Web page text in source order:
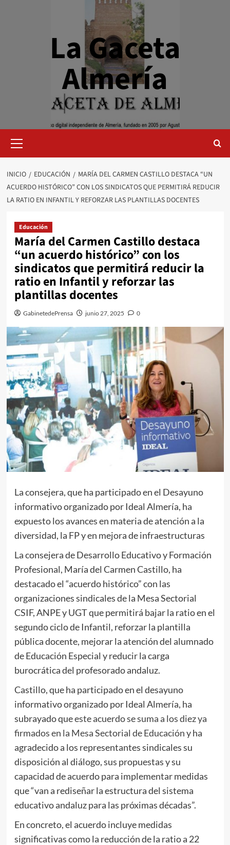
La Gaceta
Almería
primario
INICIO EDUCACIÓN
MARÍA DEL CARMEN CASTILLO DESTACA “UN
ACUERDO HISTÓRICO” CON LOS SINDICATOS QUE PERMITIRÁ REDUCIR
LA RATIO EN INFANTIL Y REFORZAR LAS PLANTILLAS DOCENTES
Educación
María del Carmen Castillo destaca
“un acuerdo histórico” con los
sindicatos que permitirá reducir la
ratio en Infantil y reforzar las
plantillas docentes
GabinetedePrensa junio 27, 2025 0
La consejera, que ha participado en el Desayuno
informativo organizado por Ideal Almería, ha
expuesto los avances en materia de atención a la
diversidad, la FP y en mejora de infraestructuras
La consejera de Desarrollo Educativo y Formación
Profesional, María del Carmen Castillo, ha
destacado el “acuerdo histórico” con las
organizaciones sindicales de la Mesa Sectorial
CSIF, ANPE y UGT que permitirá bajar la ratio en el
segundo ciclo de Infantil, reforzar la plantilla
pública docente, mejorar la atención del alumnado
de Educación Especial y reducir la carga
burocrática del profesorado andaluz.
Castillo, que ha participado en el desayuno
informativo organizado por Ideal Almería, ha
subrayado queeste acuerdo se suma a los diez ya
firmados en la Mesa Sectorial de Educacióny ha
agradecido a los representantes sindicales su
disposición al diálogo, sus propuestas y su
capacidad de acuerdo para implementar medidas
que “van a rediseñar la estructura del sistema
educativo andaluz para las próximas décadas”.
En concreto, el acuerdo incluye medidas
significativas como la reducción de la ratio a 22